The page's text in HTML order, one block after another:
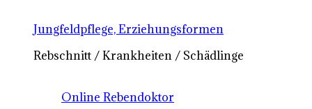
Jungfeldpflege, Erziehungsformen
Rebschnitt / Krankheiten / Schädlinge
Online Rebendoktor